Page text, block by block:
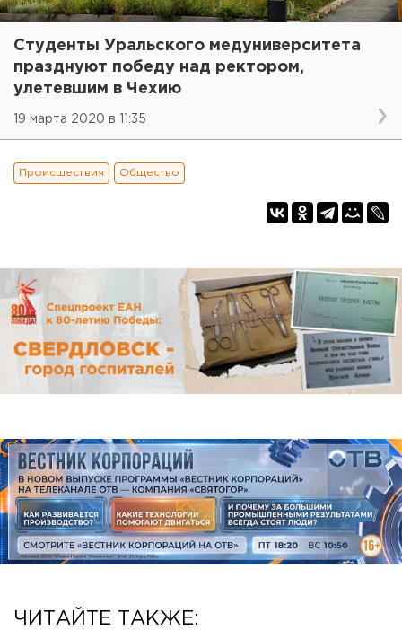
Студенты Уральского медуниверситета
празднуют победу над ректором,
улетевшим в Чехию
19 марта 2020 в 11:35
Происшествия Общество
ЧИТАЙТЕ ТАКЖЕ: